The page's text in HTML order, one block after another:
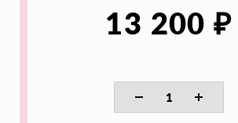
13 200₽